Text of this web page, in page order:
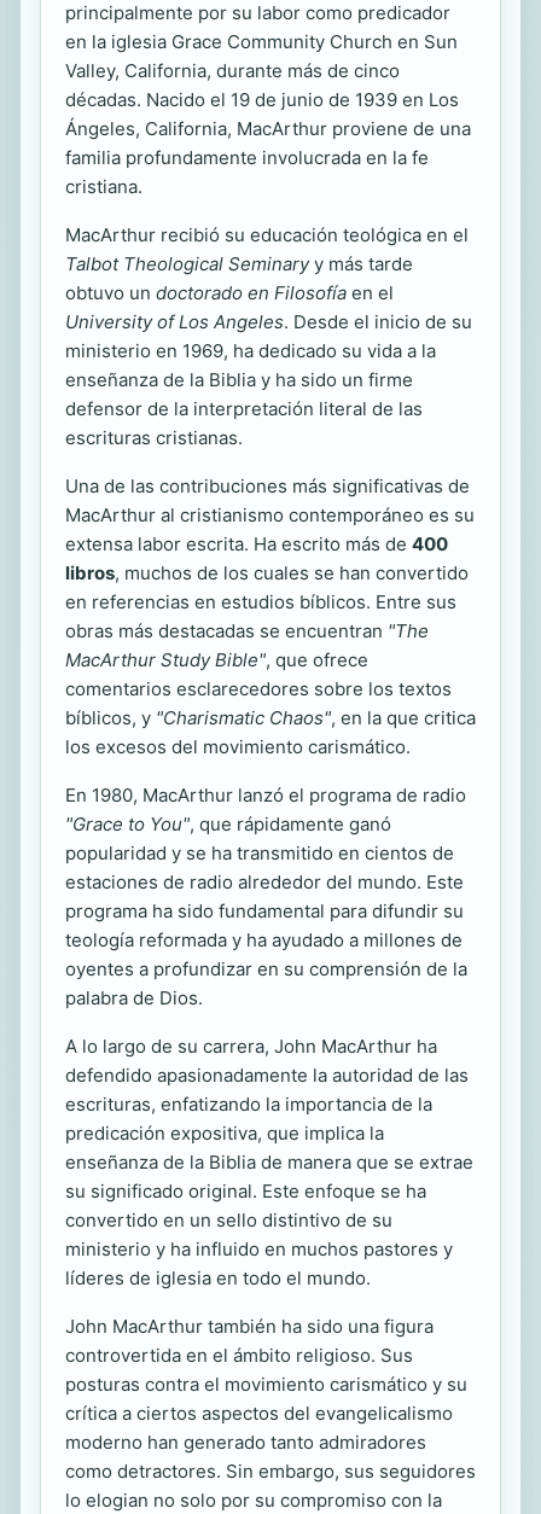
principalmente por su labor como predicador
en la iglesia Grace Community Church en Sun
Valley, California, durante más de cinco
décadas. Nacido el 19 de junio de 1939 en Los
Ángeles, California, MacArthur proviene de una
familia profundamente involucrada en la fe
cristiana.
MacArthur recibió su educación teológica en el
Talbot Theological Seminaryy más tarde
obtuvo un doctorado en Filosofía en el
University of Los Angeles. Desde el inicio de su
ministerio en 1969, ha dedicado su vida a la
enseñanza de la Biblia y ha sido un firme
defensor de la interpretación literal de las
escrituras cristianas.
Una de las contribuciones más significativas de
MacArthur al cristianismo contemporáneo es su
extensa labor escrita. Ha escrito más de 400
libros, muchos de los cuales se han convertido
en referencias en estudios bíblicos. Entre sus
obras más destacadas se encuentran "The
MacArthur Study Bible", que ofrece
comentarios esclarecedores sobre los textos
bíblicos, y "Charismatic Chaos", en la que critica
los excesos del movimiento carismático.
En 1980, MacArthur lanzó el programa de radio
"Grace to You", que rápidamente ganó
popularidad y se ha transmitido en cientos de
estaciones de radio alrededor del mundo. Este
programa ha sido fundamental para difundir su
teología reformada y ha ayudado a millones de
oyentes a profundizar en su comprensión de la
palabra de Dios.
A lo largo de su carrera, John MacArthur ha
defendido apasionadamente la autoridad de las
escrituras, enfatizando la importancia de la
predicación expositiva, que implica la
enseñanza de la Biblia de manera que se extrae
su significado original. Este enfoque se ha
convertido en un sello distintivo de su
ministerio y ha influido en muchos pastores y
líderes de iglesia en todo el mundo.
John MacArthur también ha sido una figura
controvertida en el ámbito religioso. Sus
posturas contra el movimiento carismático y su
crítica a ciertos aspectos del evangelicalismo
moderno han generado tanto admiradores
como detractores. Sin embargo, sus seguidores
lo elogian no solo por su compromiso con la